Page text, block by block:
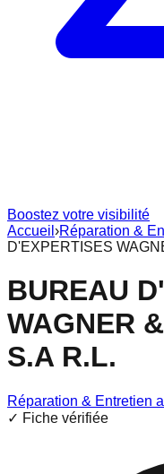
Boostez votre visibilité
Accueil ›Réparation &
D'EXPERTISES
BUREAU
WAGNER
S.A R.L.
Réparation & Entretien
✓ Fiche vérifiée